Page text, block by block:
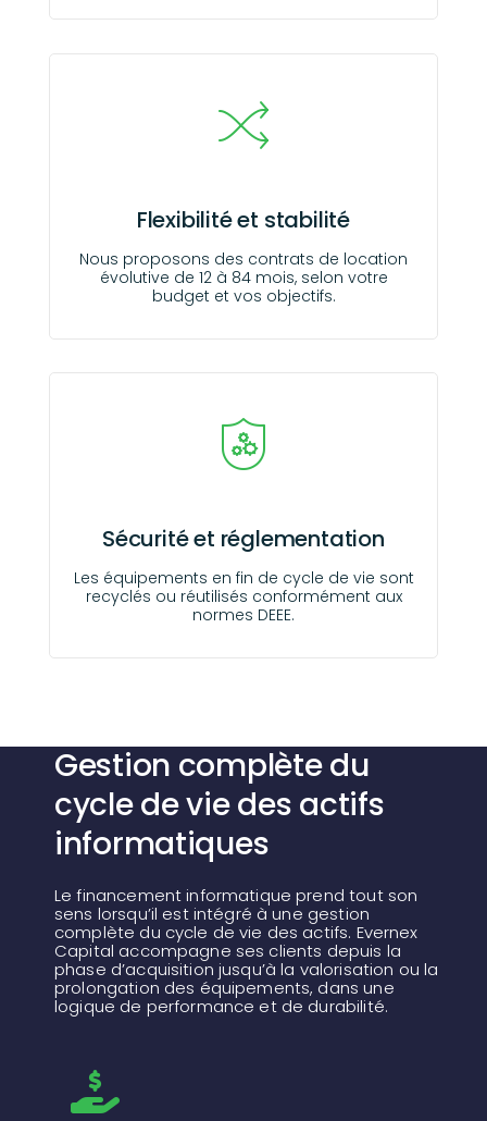
Flexibilité et stabilité
Nous proposons des contrats de location
évolutive de 12 à 84 mois, selon votre
budget et vos objectifs.
Sécurité et réglementation
Les équipements en fin de cycle de vie sont
recyclés ou réutilisés conformément aux
normes DEEE.
Gestion complète du
cycle de vie des actifs
informatiques
Le financement informatique prend tout son
sens lorsqu’il est intégré à une gestion
complète du cycle de vie des actifs. Evernex
Capital accompagne ses clients depuis la
phase d’acquisition jusqu’à la valorisation ou la
prolongation des équipements, dans une
logique de performance et de durabilité.